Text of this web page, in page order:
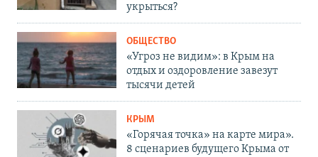
укрыться?
ОБЩЕСТВО
«Угроз не видим»: в Крым на
отдых и оздоровление завезут
тысячи детей
КРЫМ
«Горячая точка» на карте мира».
8 сценариев будущего Крыма от